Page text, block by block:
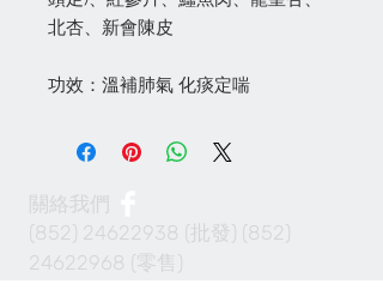
北杏、新會陳皮
功效：溫補肺氣 化痰定喘
關絡我們
(852) 24622938 (批發) (852)
24622968 (零售)